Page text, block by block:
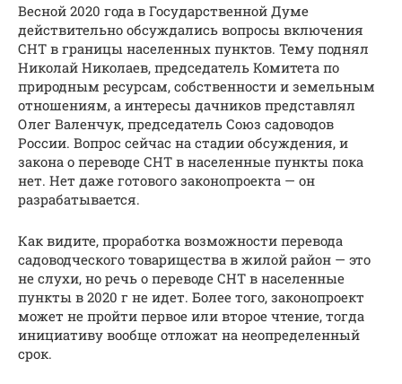
Весной 2020 года в Государственной Думе
действительно обсуждались вопросы включения
СНТ в границы населенных пунктов. Тему поднял
Николай Николаев, председатель Комитета по
природным ресурсам, собственности и земельным
отношениям, а интересы дачников представлял
Олег Валенчук, председатель Союз садоводов
России. Вопрос сейчас на стадии обсуждения, и
закона о переводе СНТ в населенные пункты пока
нет. Нет даже готового законопроекта — он
разрабатывается.
Как видите, проработка возможности перевода
садоводческого товарищества в жилой район — это
не слухи, но речь о переводе СНТ в населенные
пункты в 2020 г не идет. Более того, законопроект
может не пройти первое или второе чтение, тогда
инициативу вообще отложат на неопределенный
срок.